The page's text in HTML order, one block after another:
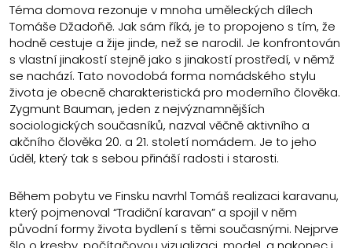
Téma domova rezonuje v mnoha uměleckých dílech
Tomáše Džadoňě. Jak sám říká, je to propojeno s tím, že
hodně cestuje a žije jinde, než se narodil. Je konfrontován
s vlastní jinakostí stejně jako s jinakostí prostředí, v němž
se nachází. Tato novodobá forma nomádského stylu
života je obecně charakteristická pro moderního člověka.
Zygmunt Bauman, jeden z nejvýznamnějších
sociologických současníků, nazval věčně aktivního a
akčního člověka 20. a 21. století nomádem. Je to jeho
úděl, který tak s sebou přináší radosti i starosti.
Během pobytu ve Finsku navrhl Tomáš realizaci karavanu,
který pojmenoval “Tradiční karavan” a spojil v něm
původní formy života bydlení s těmi současnými. Nejprve